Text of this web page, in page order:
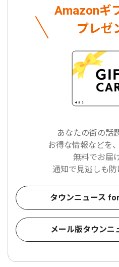
Amazonギ
プレゼ
あなたの街の話
お得な情報などを
無料でお届
通知で見逃しも防
タウンニュース
メール版タウンニ